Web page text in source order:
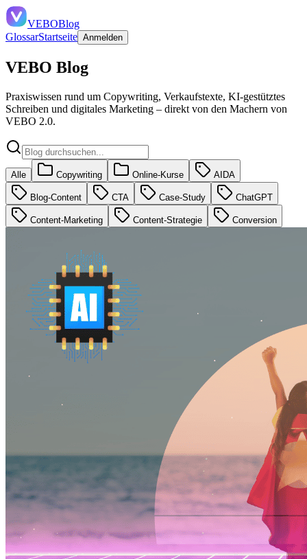
VEBOBlog
GlossarStartseite Anmelden
VEBO Blog
Praxiswissen rund um Copywriting, Verkaufstexte, KI-gestütztes
Schreiben und digitales Marketing – direkt von den Machern von
VEBO 2.0.
Alle Copywriting Online-Kurse AIDA
Blog-Content CTA Case-Study ChatGPT
Content-Marketing Content-Strategie Conversion